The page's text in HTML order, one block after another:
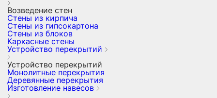
Возведение стен
Стены из кирпича
Стены из гипсокартона
Стены из блоков
Каркасные стены
Устройство перекрытий
Устройство перекрытий
Монолитные перекрытия
Деревянные перекрытия
Изготовление навесов